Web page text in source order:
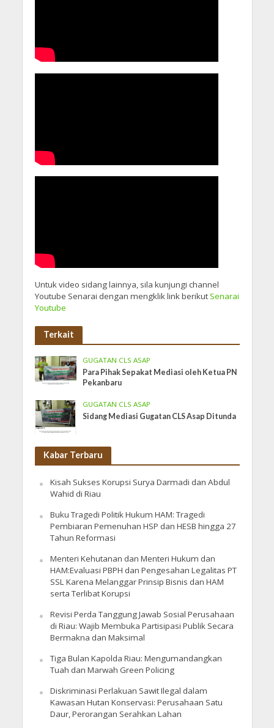
Untuk video sidang lainnya, sila kunjungi channel
Youtube Senarai dengan mengklik link berikutSenarai
Youtube
Terkait
GUGATAN CLS ASAP
Para Pihak Sepakat Mediasi oleh Ketua PN
Pekanbaru
GUGATAN CLS ASAP
Sidang Mediasi Gugatan CLS Asap Ditunda
Kabar Terbaru
Kisah Sukses Korupsi Surya Darmadi dan Abdul
Wahid di Riau
Buku Tragedi Politik Hukum HAM: Tragedi
Pembiaran Pemenuhan HSP dan HESB hingga 27
Tahun Reformasi
Menteri Kehutanan dan Menteri Hukum dan
HAM:Evaluasi PBPH dan Pengesahan Legalitas PT
SSL Karena Melanggar Prinsip Bisnis dan HAM
serta Terlibat Korupsi
Revisi Perda Tanggung Jawab Sosial Perusahaan
di Riau: Wajib Membuka Partisipasi Publik Secara
Bermakna dan Maksimal
Tiga Bulan Kapolda Riau: Mengumandangkan
Tuah dan Marwah Green Policing
Diskriminasi Perlakuan Sawit Ilegal dalam
Kawasan Hutan Konservasi: Perusahaan Satu
Daur, Perorangan Serahkan Lahan